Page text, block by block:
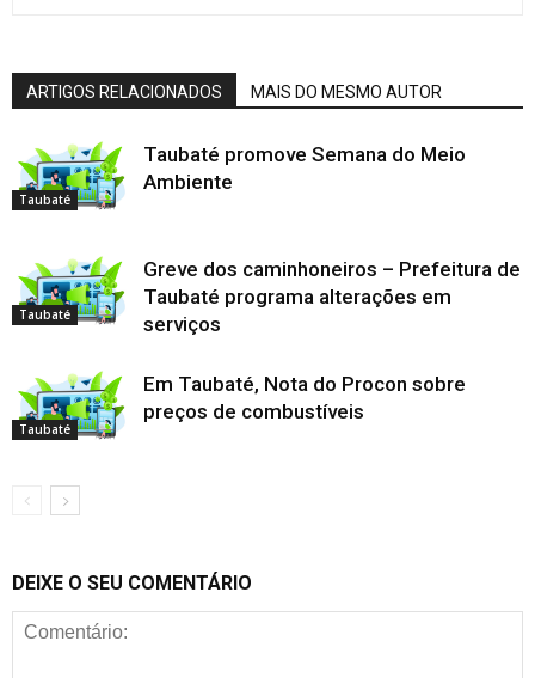
ARTIGOS RELACIONADOS MAIS DO MESMO AUTOR
Taubaté
Taubaté promove Semana do Meio
Ambiente
Taubaté
Greve dos caminhoneiros – Prefeitura de
Taubaté programa alterações em
serviços
Taubaté
Em Taubaté, Nota do Procon sobre
preços de combustíveis
DEIXE O SEU COMENTÁRIO